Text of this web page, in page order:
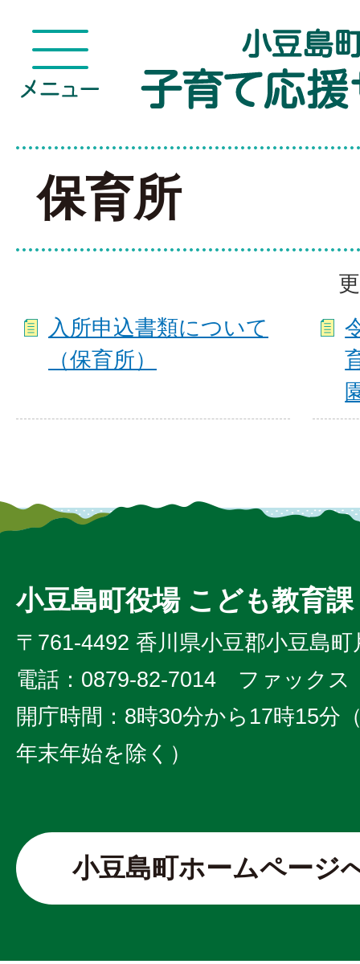
保育所
入所申込書類について
（保育所）
小豆島町役場 こども教育課
〒761-4492 香川県小豆郡小豆島
電話：0879-82-7014 ファックス
開庁時間：8時30分から17時15分
年末年始を除く）
小豆島町ホームページ